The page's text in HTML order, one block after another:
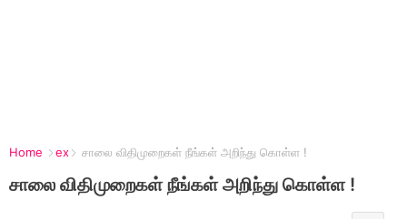
Home ex சாலை விதிமுறைகள் நீங்கள் அறிந்து கொள்ள !
சாலை விதிமுறைகள் நீங்கள் அறிந்து கொள்ள !